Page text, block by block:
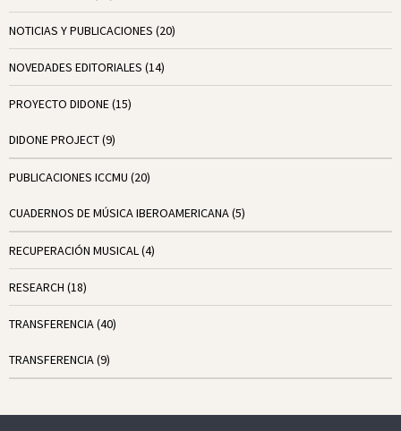
NOTICIAS Y PUBLICACIONES (20)
NOVEDADES EDITORIALES (14)
PROYECTO DIDONE(15)
DIDONE PROJECT(9)
PUBLICACIONES ICCMU (20)
CUADERNOS DE MÚSICA IBEROAMERICANA(5)
RECUPERACIÓN MUSICAL(4)
RESEARCH (18)
TRANSFERENCIA(40)
TRANSFERENCIA(9)